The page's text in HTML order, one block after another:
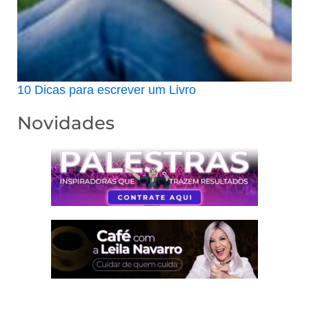
10 Dicas para escrever um Livro
Novidades